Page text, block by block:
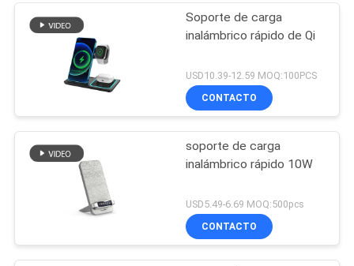
Soporte de carga
inalámbrico rápido de Qi
USD10.39-12.59 MOQ:100PCS
CONTACTO
soporte de carga
inalámbrico rápido 10W
USD5.49-6.69 MOQ:500pcs
CONTACTO